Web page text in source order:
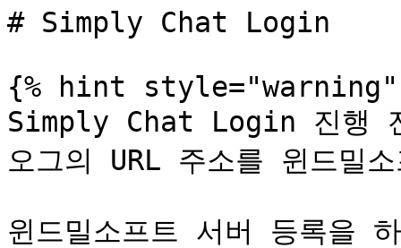
# Simply Chat Login
{% hint style="warning"
Simply Chat Login 진행
오그의 URL 주소를 윈드밀
윈드밀소프트 서버 등록을